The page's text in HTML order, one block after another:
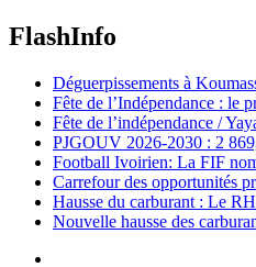
FlashInfo
Déguerpissements à
Fête de l’Indépendance : le
Fête de l’indépendance /
PJGOUV 2026-2030 : 2
Football Ivoirien: La FIF
Carrefour des opportunités
Hausse du carburant : Le
Nouvelle hausse des